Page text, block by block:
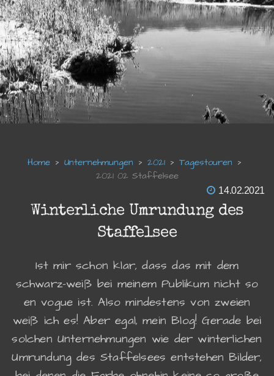
Unternehmungen 2021
Tagestouren
2021 02 Staffelsee
14.02.2021
Winterliche Umrundung des
Staffelsee
Ist mir schon klar, dass das mit dem
schwarz-weiß bei meinem Publikum nicht so
en vogue ist. Also mindestens von zweien
weiß ich es! Aber egal, mein Blog! Gerade bei
solchen Unternehmungen wie der winterlichen
Umrundung des Staffelsees entstehen Bilder,